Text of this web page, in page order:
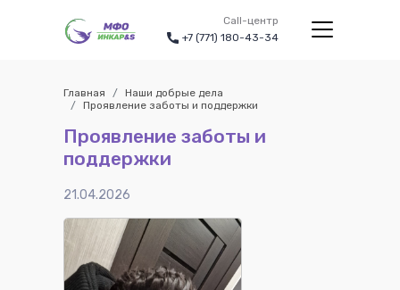
Call-центр
+7 (771) 180-43-34
Главная
Наши добрые дела
Проявление заботы и поддержки
Проявление заботы и
поддержки
21.04.2026